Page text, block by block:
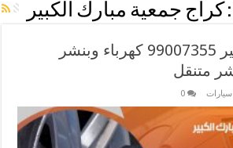
كراج جمعية مبارك الكبير
بنشر مبارك الكبير 99007355 كهرباء وبنشر
متنقل
0